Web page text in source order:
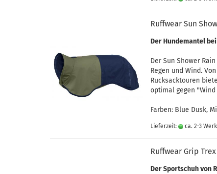
Ruffwear Sun
Der Hundemantel
Der Sun Shower
Regen und Wind.
Rucksacktouren
optimal gegen
Farben: Blue Dusk,
Lieferzeit: ca. 2-3
Ruffwear Grip
Der Sportschuh von